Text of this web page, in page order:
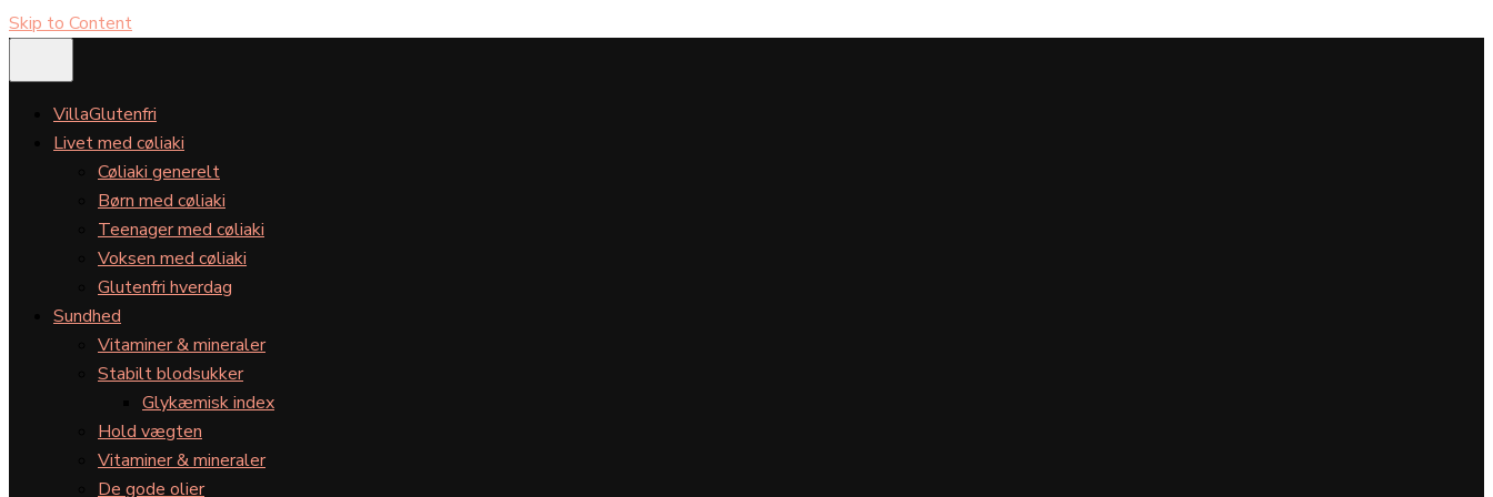
Skip to Content
VillaGlutenfri
Livet med cøliaki
Cøliaki generelt
Børn med cøliaki
Teenager med cøliaki
Voksen med cøliaki
Glutenfri hverdag
Sundhed
Vitaminer & mineraler
Stabilt blodsukker
Glykæmisk index
Hold vægten
Vitaminer & mineraler
De gode olier